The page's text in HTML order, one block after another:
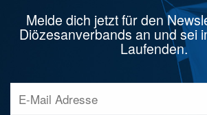
Melde dich jetzt für den
Diözesanverbands an und sei
Laufenden.